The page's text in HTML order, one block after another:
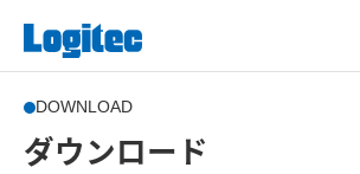
DOWNLOAD
ダウンロード